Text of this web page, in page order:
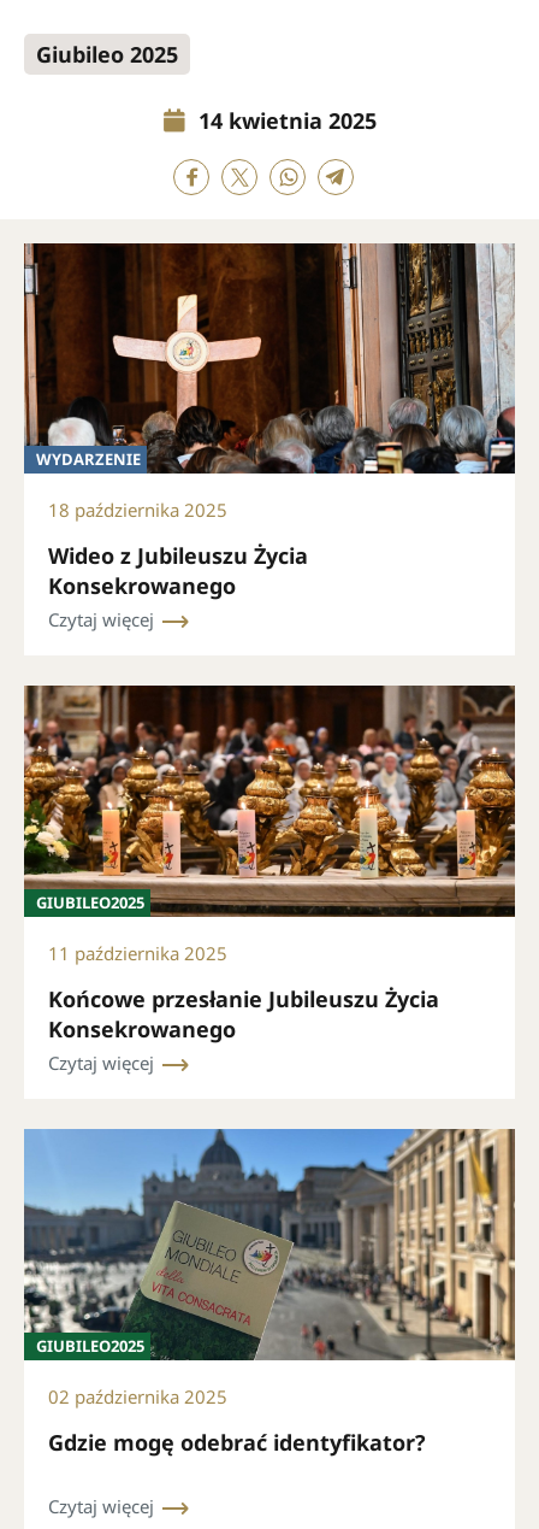
Giubileo 2025
14 kwietnia 2025
WYDARZENIE
18 października 2025
Wideo z Jubileuszu Życia
Konsekrowanego
Czytaj więcej
GIUBILEO2025
11 października 2025
Końcowe przesłanie Jubileuszu Życia
Konsekrowanego
Czytaj więcej
GIUBILEO2025
02 października 2025
Gdzie mogę odebrać identyfikator?
Czytaj więcej